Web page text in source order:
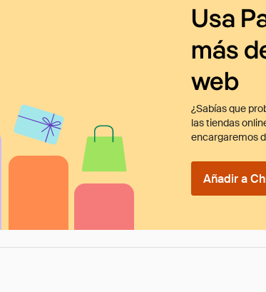
Usa
más
web
¿Sabías que
las tiendas
encargaremos
Añadir a